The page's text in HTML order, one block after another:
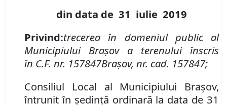
din data de 31 iulie 2019
Privind:trecerea în domeniul public al
Municipiului Braşov a terenului înscris
în C.F. nr. 157847Brașov, nr. cad. 157847;
Consiliul Local al Municipiului Brașov,
întrunit în ședință ordinară la data de 31